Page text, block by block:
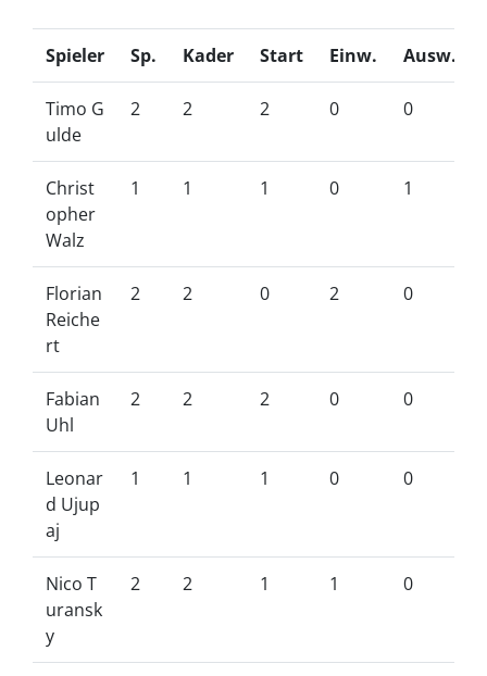
Spieler Sp. Kader Start Einw. Ausw.
Timo G
ulde
2 2 2 0 0
Christ
opher
Walz
1 1 1 0 1
Florian
Reiche
rt
2 2 0 2 0
Fabian
Uhl
2 2 2 0 0
Leonar
d Ujup
aj
1 1 1 0 0
Nico T
uransk
y
2 2 1 1 0